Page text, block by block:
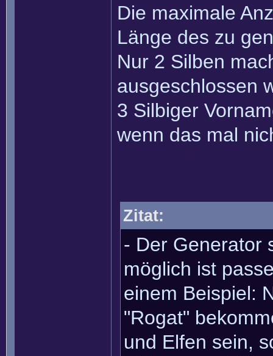
Die maximale
Länge des zu
Nur 2 Silben
ausgeschlossen
3 Silbiger
wenn das mal
Zitat:
- Der Generator
möglich ist
einem Beispiel:
"Rogat"
und Elfen sein,